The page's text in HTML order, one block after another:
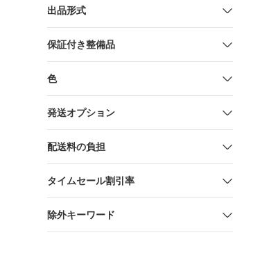
出品形式
保証付き整備品
色
発送オプション
配送料の負担
タイムセール割引率
除外キーワード